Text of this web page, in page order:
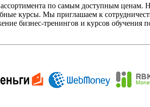
по самым доступным
курсы. Мы приглашаем к
бизнес-тренингов и курсов обучения